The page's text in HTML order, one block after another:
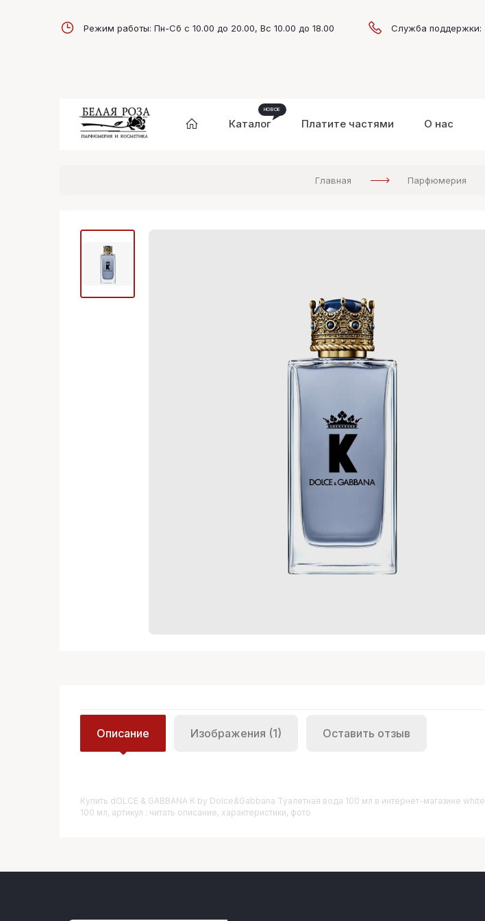
Режим работы: Пн-Сб с 10.00 до 20.00, Вс 10.00 до 18.00 Служба поддержки:
Каталог Платите частями О нас
Главная Парфюмерия
Описание Изображения (1) Оставить отзыв
Купить DOLCE & GABBANA K by Dolce&Gabbana Туалетная вода 100 мл в интернет-магазине
100 мл, артикул : читать описание, характеристики, фото